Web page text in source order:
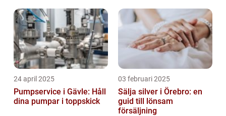
24 april 2025
Pumpservice i Gävle: Håll
dina pumpar i toppskick
03 februari 2025
Sälja silver i Örebro: en
guid till lönsam
försäljning